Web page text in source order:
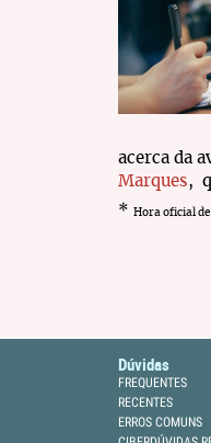
acerca da
Marques,
* Hora oficial
Dúvidas
FREQUENTES
RECENTES
ERROS COMUNS